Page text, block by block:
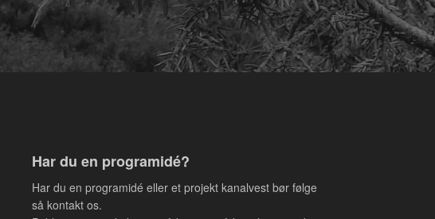
Har du en programidé?
Har du en programidé eller et projekt kanalvest bør følge
så kontakt os.